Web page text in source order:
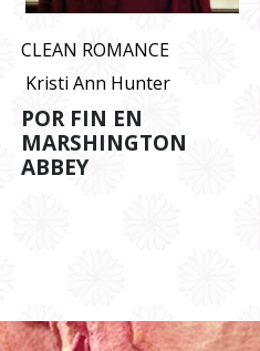
CLEAN ROMANCE
Kristi Ann Hunter
POR FIN EN
MARSHINGTON
ABBEY